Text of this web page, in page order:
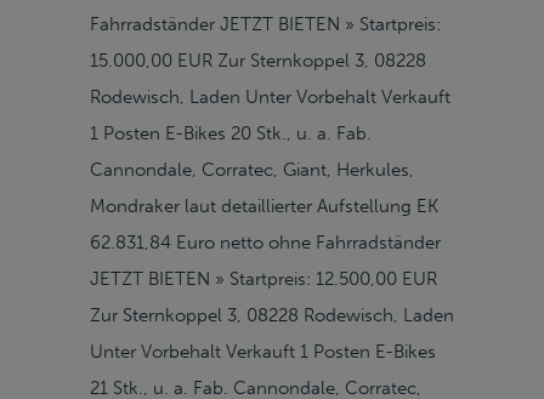
Fahrradständer JETZT BIETEN » Startpreis:
15.000,00 EUR Zur Sternkoppel 3, 08228
Rodewisch, Laden Unter Vorbehalt Verkauft
1 Posten E-Bikes 20 Stk., u. a. Fab.
Cannondale, Corratec, Giant, Herkules,
Mondraker laut detaillierter Aufstellung EK
62.831,84 Euro netto ohne Fahrradständer
JETZT BIETEN » Startpreis: 12.500,00 EUR
Zur Sternkoppel 3, 08228 Rodewisch, Laden
Unter Vorbehalt Verkauft 1 Posten E-Bikes
21 Stk., u. a. Fab. Cannondale, Corratec,